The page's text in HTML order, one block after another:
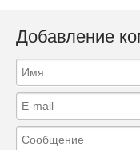
Добавление